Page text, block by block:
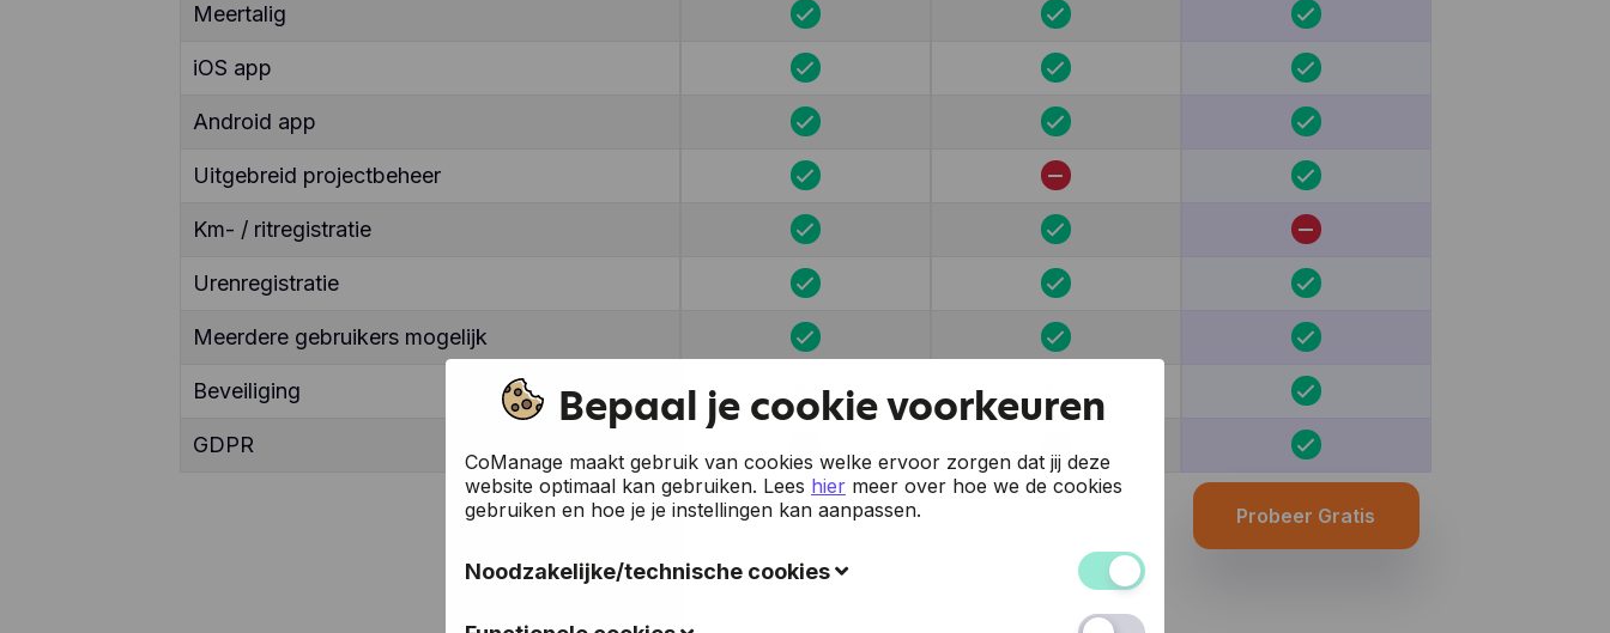
Meertalig
iOS app
Android app
Uitgebreid projectbeheer
Km- / ritregistratie
Urenregistratie
Meerdere gebruikers mogelijk
Beveiliging
GDPR
Probeer Gratis
Bepaal je cookie voorkeuren
CoManage maakt gebruik van cookies welke ervoor zorgen dat jij deze
website optimaal kan gebruiken. Lees hier meer over hoe we de cookies
gebruiken en hoe je je instellingen kan aanpassen.
Noodzakelijke/technische cookies
Deze cookies verzamelen gegevens om de gebruiksvriendelijkheid van de